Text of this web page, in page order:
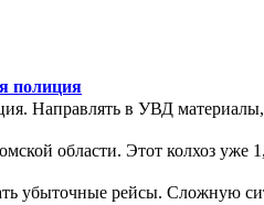
полиция
Направлять в УВД
области. Этот колхоз уже
убыточные рейсы. Сложную